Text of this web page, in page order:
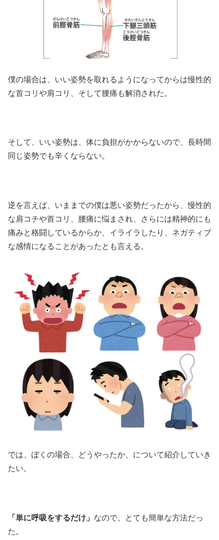
僕の場合は、いい姿勢を取れるようになってからは慢性的
な首コリや肩コリ、そして腰痛も解消された。
そして、いい姿勢は、体に負担がかからないので、長時間
同じ姿勢でも辛くならない。
逆を言えば、いままでの僕は悪い姿勢だったから、慢性的
な肩コチや首コリ、腰痛に悩まされ、さらには精神的にも
痛みと格闘しているからか、イライラしたり、ネガティブ
な感情になることがあったとも言える。
では、ぼくの場合、どうやったか、について紹介していき
たい。
「単に呼吸をするだけ」 なので、とても簡単な方法だっ
た。